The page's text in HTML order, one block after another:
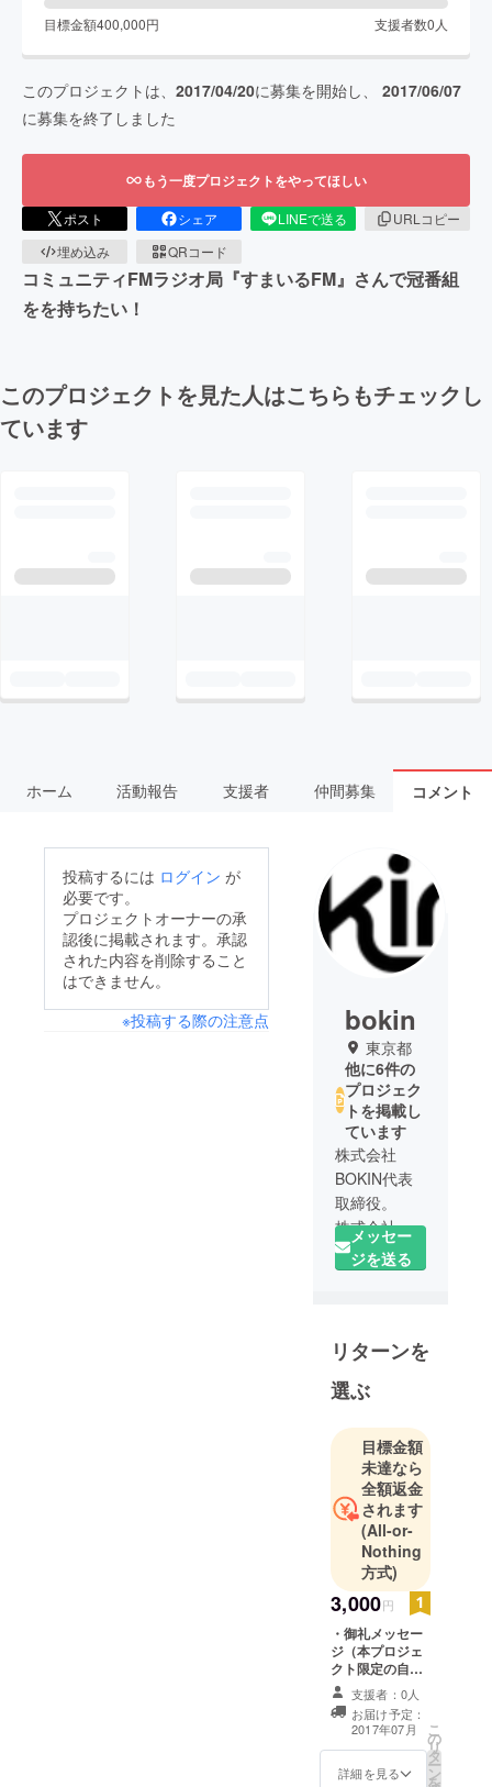
目標金額400,000円 支援者数0 人
このプロジェクトは、 2017/04/20に募集を開始し、 2017/06/07
に募集を終了しました
もう一度プロジェクトをやってほしい
ポスト シェア LINEで送る
URLコピー
埋め込み
QRコード
コミュニティFMラジオ局『すまいるFM』さんで冠番組
をを持ちたい！
このプロジェクトを見た人はこちらもチェックし
ています
ホーム 活動報告 支援者 仲間募集 コメント
投稿するには ログイン が
必要です。
プロジェクトオーナーの承
認後に掲載されます。承認
された内容を削除すること
はできません。
※投稿する際の注意点
bokin
東京都
他に6件の
プロジェク
トを掲載し
ています
株式会社
BOKIN代表
取締役。
株式会社
USEN入社
後、2005年
GyaOにおい
の編成部門
2008年から
テレビ朝日
グループの
Web制作会
社にてプロ
デュース兼
ディレク
ション業務
を担当。
2014年より
同企業にて
コンプライ
アンス業務
を担当した
後に独立。
メッセー
ジを送る
リターンを
選ぶ
目標金額
未達なら
全額返金
されます
(All-or-
Nothing
方式)
3,000円
・御礼メッセー
ジ（本プロジェ
クト限定の自筆
メッセージカー
ドをダウンロー
ドURLにてご提
供します）
支援者：0人
お届け予定：
2017年07月
詳細を見る
こ
の
リ
タ
ー
ン
を